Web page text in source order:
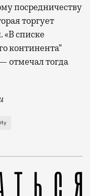
посредничеству
торгует
списке
континента”
отмечал тогда
суд Москвы. В